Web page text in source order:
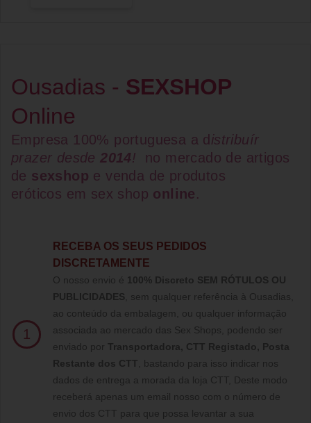
Ousadias - SEXSHOP
Online
Empresa 100% portuguesa a d istribuír
prazer desde2014!
no mercado de artigos
de sexshop e venda de produtos
eróticos em sex shop online.
1
RECEBA OS SEUS PEDIDOS
DISCRETAMENTE
O nosso envio é 100% Discreto SEM RÓTULOS OU
PUBLICIDADES , sem qualquer referência à Ousadias,
ao conteúdo da embalagem, ou qualquer informação
associada ao mercado das Sex Shops, podendo ser
enviado por Transportadora, CTT Registado, Posta
Restante dos CTT , bastando para isso indicar nos
dados de entrega a morada da loja CTT, Deste modo
receberá apenas um email nosso com o número de
envio dos CTT para que possa levantar a sua